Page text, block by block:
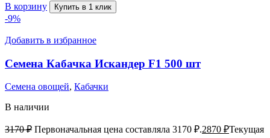
В корзину
Купить в 1 клик
-9%
Добавить в избранное
Семена Кабачка Искандер F1 500 шт
Семена овощей, Кабачки
В наличии
3170₽ Первоначальная цена составляла 3170 ₽.2870 ₽Текущая